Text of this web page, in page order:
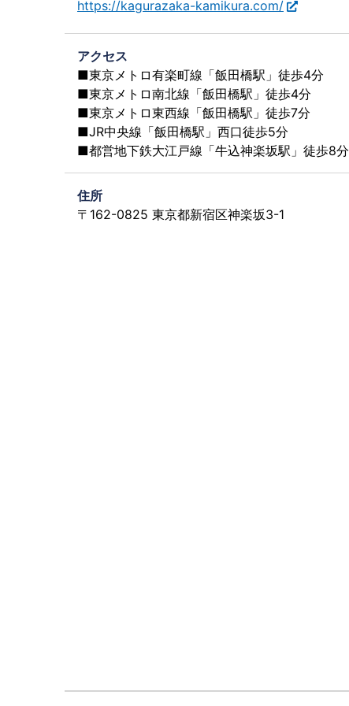
https://kagurazaka-kamikura.com/
アクセス
■東京メトロ有楽町線「飯田橋駅」徒歩4分
■東京メトロ南北線「飯田橋駅」徒歩4分
■東京メトロ東西線「飯田橋駅」徒歩7分
■JR中央線「飯田橋駅」西口徒歩5分
■都営地下鉄大江戸線「牛込神楽坂駅」徒歩8分
住所
〒162-0825 東京都新宿区神楽坂3-1